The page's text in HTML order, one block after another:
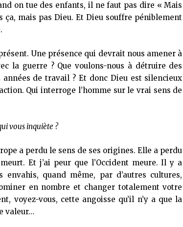
on tue des enfants, il ne faut pas dire « Mais
ça, mais pas Dieu. Et Dieu souffre péniblement
Une présence qui devrait nous amener à
la guerre ? Que voulons-nous à détruire des
de travail ? Et donc Dieu est silencieux
Qui interroge l’homme sur le vrai sens de
vous inquiète ?
a perdu le sens de ses origines. Elle a perdu
Et j’ai peur que l’Occident meure. Il y a
quand même, par d’autres cultures,
en nombre et changer totalement votre
voyez-vous, cette angoisse qu’il n’y a que la
valeur…